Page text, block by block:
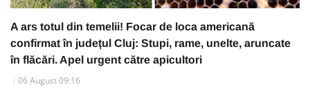
A ars totul din temelii! Focar de loca americană
confirmat în județul Cluj: Stupi, rame, unelte, aruncate
în flăcări. Apel urgent către apicultori
06 August 09:16